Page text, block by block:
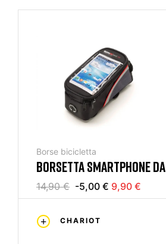
Borse bicicletta
BORSETTA SMARTPHONE DA
TELAIO TREKKING
14,90 € -5,00 € 9,90 €
CHARIOT